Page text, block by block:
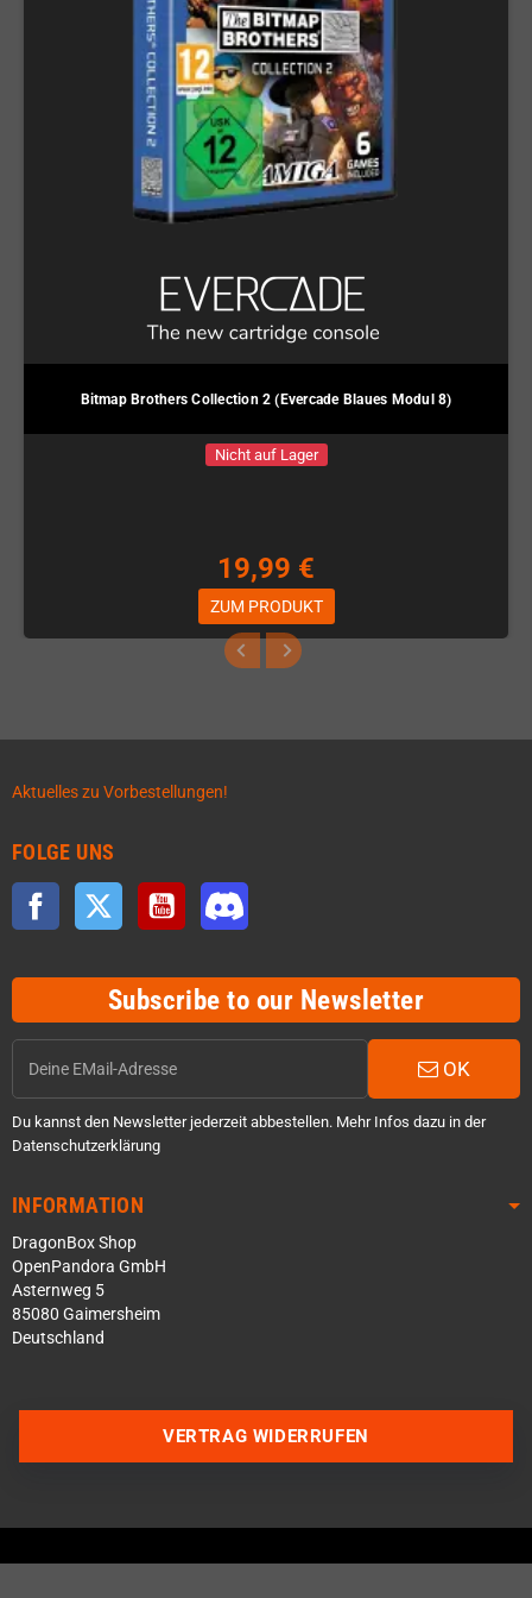
Bitmap Brothers Collection 2 (Evercade Blaues Modul 8)
Nicht auf Lager
19,99 €
ZUM PRODUKT
Aktuelles zu Vorbestellungen!
FOLGE UNS
Facebook Twitter YouTube
Subscribe to our Newsletter
OK
Du kannst den Newsletter jederzeit abbestellen. Mehr Infos dazu in der
Datenschutzerklärung
INFORMATION
DragonBox Shop
OpenPandora GmbH
Asternweg 5
85080 Gaimersheim
Deutschland
Über WhatsApp schreiben
VERTRAG WIDERRUFEN